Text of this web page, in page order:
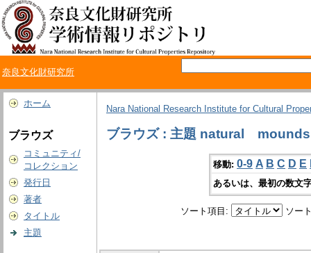
奈良文化財研究所
ホーム
ブラウズ
コミュニティ/
コレクション
発行日
著者
タイトル
主題
Nara National Research Institute for Cultural
ブラウズ : 主題 natural mounds
移動: 0-9 A B C D E
あるいは、最初の数文
ソート項目: ソー